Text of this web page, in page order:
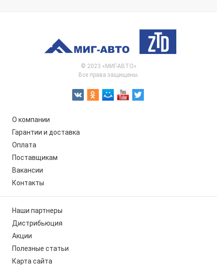
© 2023 «МИГ-АВТО»
Все права защищены.
О компании
Гарантии и доставка
Оплата
Поставщикам
Вакансии
Контакты
Наши партнеры
Дистрибьюция
Акции
Полезные статьи
Карта сайта